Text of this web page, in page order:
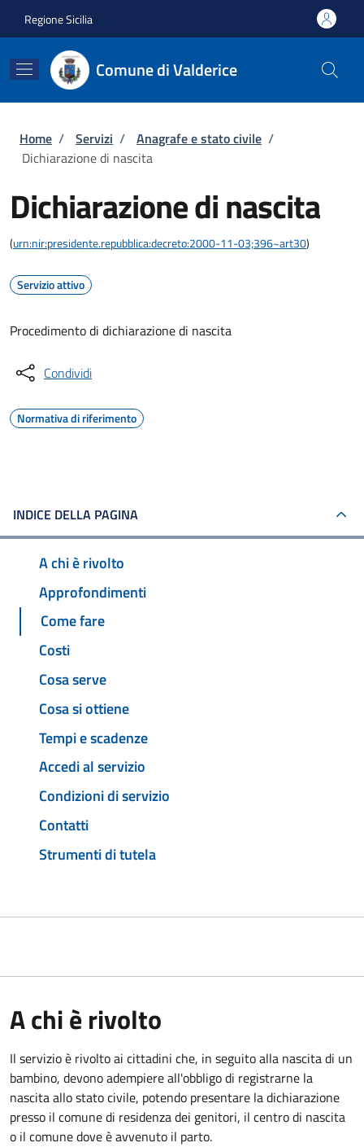
Regione Sicilia
Comune di Valderice
Briciole di pane
Home / Servizi / Anagrafe e stato civile /
Dichiarazione di nascita
Dichiarazione di nascita
(urn:nir:presidente.repubblica:decreto:2000-11-03;396~art30)
Servizio attivo
Procedimento di dichiarazione di nascita
Condividi
Normativa di riferimento
INDICE DELLA PAGINA
A chi è rivolto
Approfondimenti
Come fare
Costi
Cosa serve
Cosa si ottiene
Tempi e scadenze
Accedi al servizio
Condizioni di servizio
Contatti
Strumenti di tutela
A chi è rivolto
Il servizio è rivolto ai cittadini che, in seguito alla nascita di un
bambino, devono adempiere all'obbligo di registrarne la
nascita allo stato civile, potendo presentare la dichiarazione
presso il comune di residenza dei genitori, il centro di nascita
o il comune dove è avvenuto il parto.